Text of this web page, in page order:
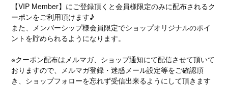
【VIP Member】にご登録頂くと会員様限定のみに配布されるク
ーポンをご利用頂けます♪
また、メンバーシップ様会員限定でショップオリジナルのポイ
ントを貯められるようになります。
※クーポン配布はメルマガ、ショップ通知にて配信させて頂いて
おりますので、メルマガ登録・迷惑メール設定等をご確認頂
き、ショップフォローを忘れず受信出来るようにして頂きます